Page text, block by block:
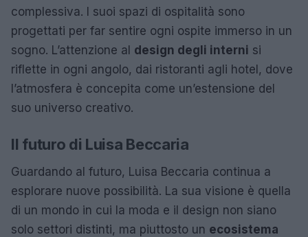
complessiva. I suoi spazi di ospitalità sono
progettati per far sentire ogni ospite immerso in un
sogno. L’attenzione al design degli interni si
riflette in ogni angolo, dai ristoranti agli hotel, dove
l’atmosfera è concepita come un’estensione del
suo universo creativo.
Il futuro di Luisa Beccaria
Guardando al futuro, Luisa Beccaria continua a
esplorare nuove possibilità. La sua visione è quella
di un mondo in cui la moda e il design non siano
solo settori distinti, ma piuttosto un ecosistema